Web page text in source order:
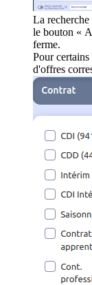
La
le bouton «
ferme.
Pour
d'offres